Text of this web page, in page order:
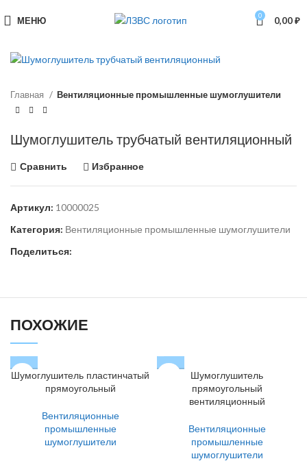
МЕНЮ 0 0,00₽
Главная Вентиляционные промышленные шумоглушители
Шумоглушитель трубчатый вентиляционный
Сравнить Избранное
Артикул: 10000025
Категория: Вентиляционные промышленные шумоглушители
Поделиться:
ПОХОЖИЕ
Шумоглушитель пластинчатый
прямоугольный
Вентиляционные
промышленные
шумоглушители
Шумоглушитель
прямоугольный
вентиляционный
Вентиляционные
промышленные
шумоглушители